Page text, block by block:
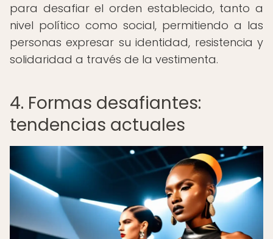
para desafiar el orden establecido, tanto a
nivel político como social, permitiendo a las
personas expresar su identidad, resistencia y
solidaridad a través de la vestimenta.
4. Formas desafiantes:
tendencias actuales